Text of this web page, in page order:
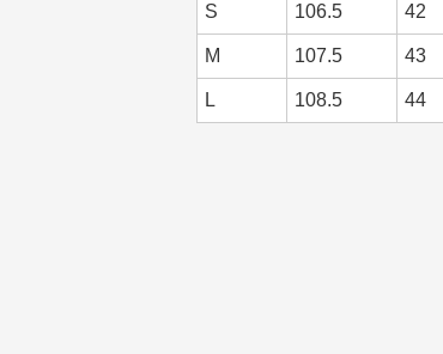
S 106.5 42
M 107.5 43
L 108.5 44